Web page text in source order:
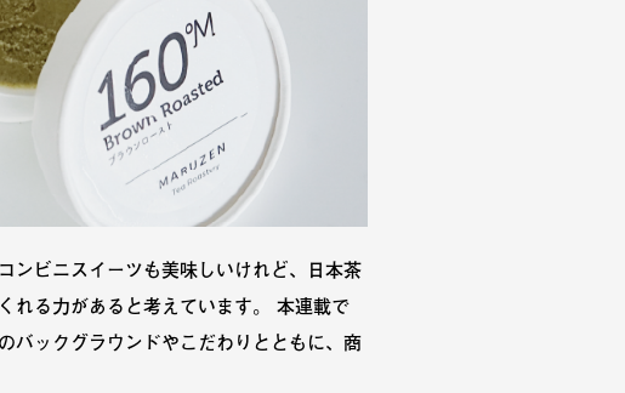
ンビニスイーツも美味しいけれど、日本茶
れる力があると考えています。 本連載で
バックグラウンドやこだわりとともに、商